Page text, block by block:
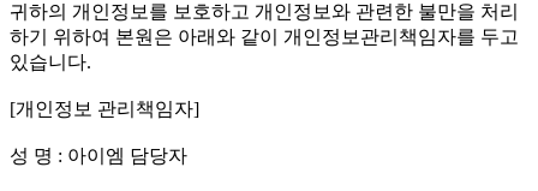
귀하의 개인정보를 보호하고 개인정보와 관련한 불만을 처리
하기 위하여 본원은 아래와 같이 개인정보관리책임자를 두고
있습니다.
[개인정보 관리책임자]
성 명 : 아이엠 담당자